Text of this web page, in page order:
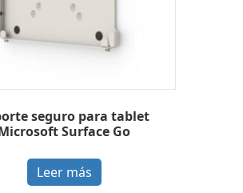
seguro para tablet
Surface Go
Leer más